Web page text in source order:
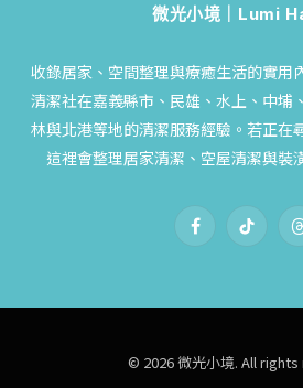
微光小境｜Lumi
收錄居家、空間整理與療癒生活的實用
清潔社在嘉義縣市、民雄、水上、中埔
林與北港等地的清潔服務經驗。若正在
這裡會整理居家清潔、空屋清潔與裝
FacebookTikTok
© 2026 微光小境. All